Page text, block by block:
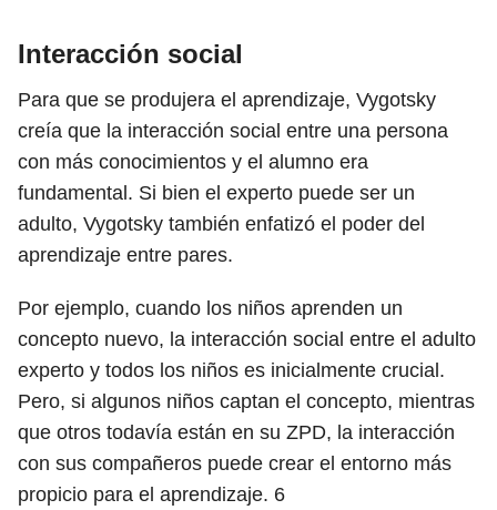
Interacción social
Para que se produjera el aprendizaje, Vygotsky
creía que la interacción social entre una persona
con más conocimientos y el alumno era
fundamental. Si bien el experto puede ser un
adulto, Vygotsky también enfatizó el poder del
aprendizaje entre pares.
Por ejemplo, cuando los niños aprenden un
concepto nuevo, la interacción social entre el adulto
experto y todos los niños es inicialmente crucial.
Pero, si algunos niños captan el concepto, mientras
que otros todavía están en su ZPD, la interacción
con sus compañeros puede crear el entorno más
propicio para el aprendizaje. 6